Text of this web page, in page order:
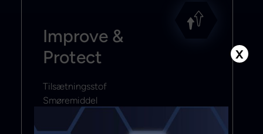
Improve &
Protect
Tilsætningsstof
Smøremiddel
Mere info
X